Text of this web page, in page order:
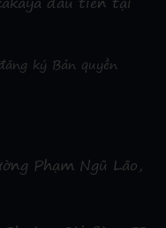
ký Bản quyền
Phạm Ngũ Lão,